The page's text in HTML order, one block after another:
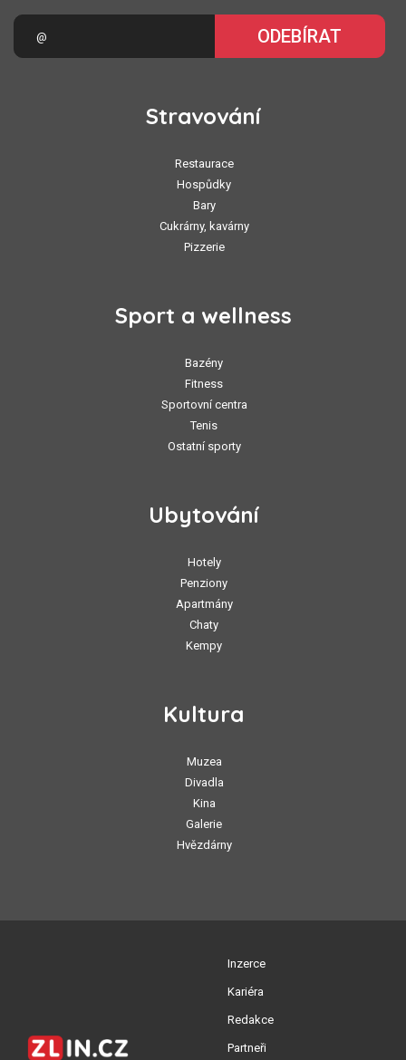
ODEBÍRAT
Stravování
Restaurace
Hospůdky
Bary
Cukrárny, kavárny
Pizzerie
Sport a wellness
Bazény
Fitness
Sportovní centra
Tenis
Ostatní sporty
Ubytování
Hotely
Penziony
Apartmány
Chaty
Kempy
Kultura
Muzea
Divadla
Kina
Galerie
Hvězdárny
Inzerce
Kariéra
Redakce
Partneři